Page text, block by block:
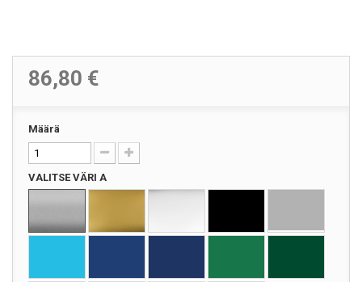
86,80 €
Määrä
VALITSE VÄRI A